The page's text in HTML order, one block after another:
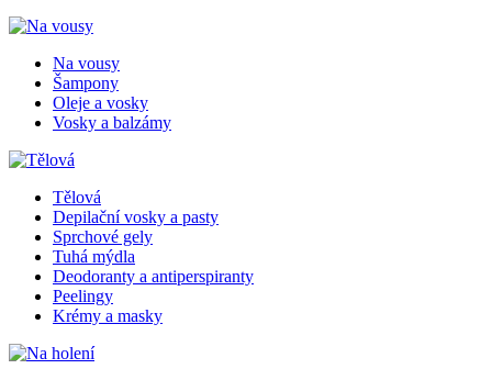
Na vousy
Šampony
Oleje a vosky
Vosky a balzámy
Tělová
Depilační vosky a pasty
Sprchové gely
Tuhá mýdla
Deodoranty a antiperspiranty
Peelingy
Krémy a masky